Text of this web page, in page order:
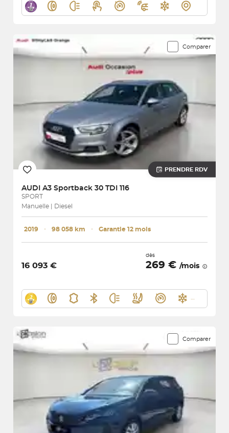
Comparer
PRENDRE RDV
AUDI A3 Sportback 30 TDI 116
SPORT
Manuelle | Diesel
2019 ･ 98 058 km ･ Garantie 12 mois
16 093 €
dès
269 € /mois
Comparer